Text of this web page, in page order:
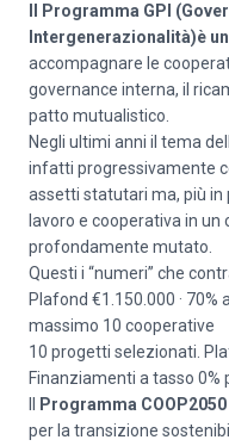
Il Programma GPI
Intergenerazionalità)è un
accompagnare le
governance interna, il
patto mutualistico.
Negli ultimi anni il tema
infatti progressivamente
assetti statutari ma, più in
lavoro e cooperativa in
profondamente mutato.
Questi i “numeri” che
Plafond €1.150.000 ·
massimo 10 cooperative
10 progetti selezionati.
Finanziamenti a tasso 0%
Programma COOP2050
per la transizione